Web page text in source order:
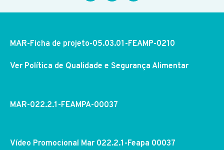
MAR-Ficha de projeto-05.03.01-FEAMP-0210
Ver Política de Qualidade e Segurança Alimentar
MAR-022.2.1-FEAMPA-00037
Vídeo Promocional Mar 022.2.1-Feapa 00037